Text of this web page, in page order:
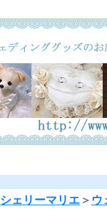
シェリーマリエ ＞ ウ